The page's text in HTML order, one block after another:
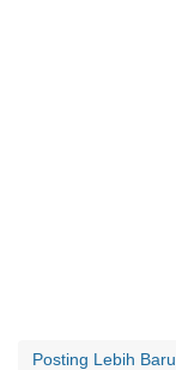
Posting Lebih Baru